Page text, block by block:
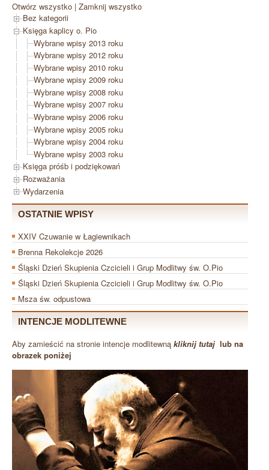
Otwórz wszystko | Zamknij wszystko
Bez kategorii
Księga kaplicy o. Pio
Wybrane wpisy 2013 roku
Wybrane wpisy 2012 roku
Wybrane wpisy 2010 roku
Wybrane wpisy 2009 roku
Wybrane wpisy 2008 roku
Wybrane wpisy 2007 roku
Wybrane wpisy 2006 roku
Wybrane wpisy 2005 roku
Wybrane wpisy 2004 roku
Wybrane wpisy 2003 roku
Księga próśb i podziękowań
Rozważania
Wydarzenia
OSTATNIE WPISY
XXIV Czuwanie w Łagiewnikach
Brenna Rekolekcje 2026
Śląski Dzień Skupienia Czcicieli i Grup Modlitwy św. O.Pio
Śląski Dzień Skupienia Czcicieli i Grup Modlitwy św. O.Pio
Msza św. odpustowa
INTENCJE MODLITEWNE
Aby zamieścić na stronie intencje modlitewną kliknij tutaj lub na
obrazek poniżej